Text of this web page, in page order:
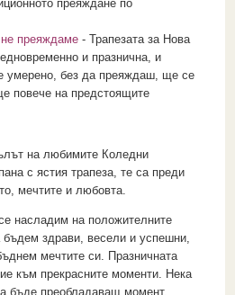
преяждане по
преяждаме- Трапезата за Нова
и празнична, и
умерено, без да преяждаш, ще се
повече на предстоящите
на любимите Коледни
с ястия трапеза, те са преди
мечтите и любовта.
насладим на положителните
бъдем здрави, весели и успешни,
мечтите си. Празничната
към прекрасните моменти. Нека
бъде преобладаващ момент.